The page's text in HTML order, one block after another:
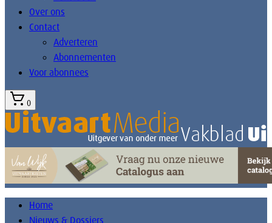
Over ons
Contact
Adverteren
Abonnementen
Voor abonnees
0
Home
Nieuws & Dossiers